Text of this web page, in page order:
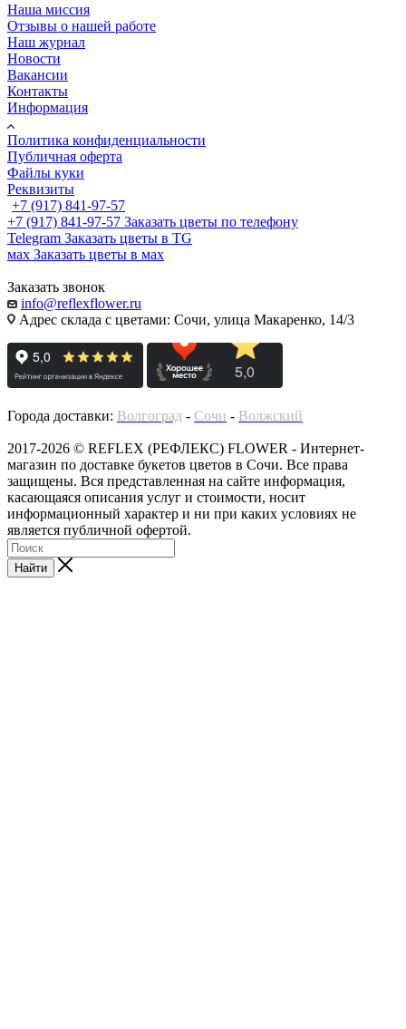
Наша миссия
Отзывы о нашей работе
Наш журнал
Новости
Вакансии
Контакты
Информация
Политика конфиденциальности
Публичная оферта
Файлы куки
Реквизиты
+7 (917) 841-97-57
+7 (917) 841-97-57 Заказать цветы по телефону
Telegram Заказать цветы в TG
мах Заказать цветы в мах
Заказать звонок
info@reflexflower.ru
Адрес склада с цветами: Сочи, улица Макаренко, 14/3
Города доставки: Волгоград - Сочи - Волжский
2017-2026 © REFLEX (РЕФЛЕКС) FLOWER - Интернет-
магазин по доставке букетов цветов в Сочи. Все права
защищены. Вся представленная на сайте информация,
касающаяся описания услуг и стоимости, носит
информационный характер и ни при каких условиях не
является публичной офертой.
Найти